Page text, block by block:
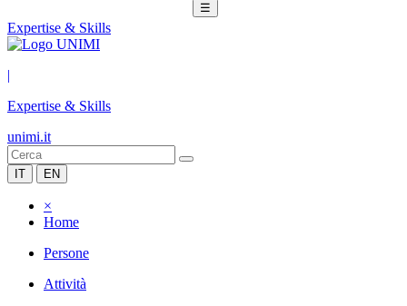
☰
Expertise & Skills
|
Expertise & Skills
unimi.it
IT EN
×
Home
Persone
Attività